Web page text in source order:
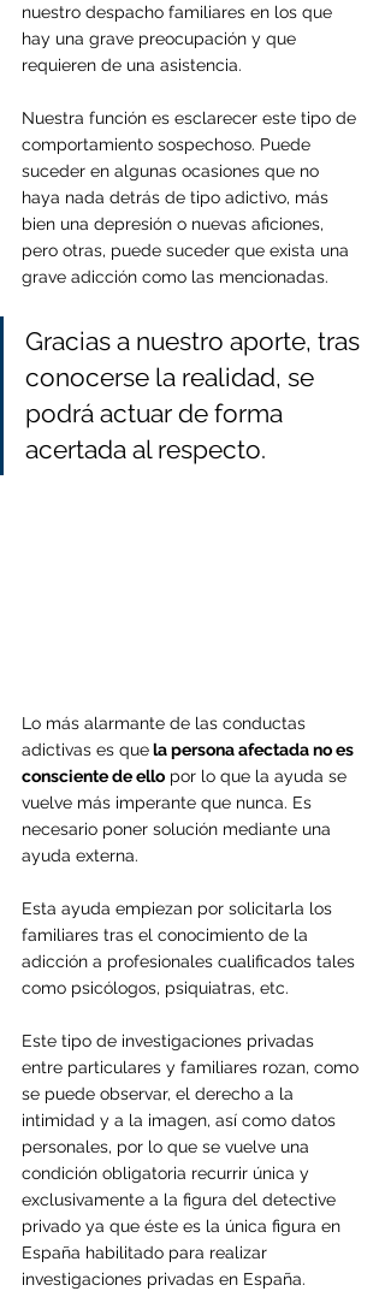
nuestro despacho familiares en los que
hay una grave preocupación y que
requieren de una asistencia.
Nuestra función es esclarecer este tipo de
comportamiento sospechoso. Puede
suceder en algunas ocasiones que no
haya nada detrás de tipo adictivo, más
bien una depresión o nuevas aficiones,
pero otras, puede suceder que exista una
grave adicción como las mencionadas.
Gracias a nuestro aporte, tras
conocerse la realidad, se
podrá actuar de forma
acertada al respecto.
Lo más alarmante de las conductas
adictivas es que la persona afectada no es
consciente de ello por lo que la ayuda se
vuelve más imperante que nunca. Es
necesario poner solución mediante una
ayuda externa.
Esta ayuda empiezan por solicitarla los
familiares tras el conocimiento de la
adicción a profesionales cualificados tales
como psicólogos, psiquiatras, etc.
Este tipo de investigaciones privadas
entre particulares y familiares rozan, como
se puede observar, el derecho a la
intimidad y a la imagen, así como datos
personales, por lo que se vuelve una
condición obligatoria recurrir única y
exclusivamente a la figura del detective
privado ya que éste es la única figura en
España habilitado para realizar
investigaciones privadas en España.